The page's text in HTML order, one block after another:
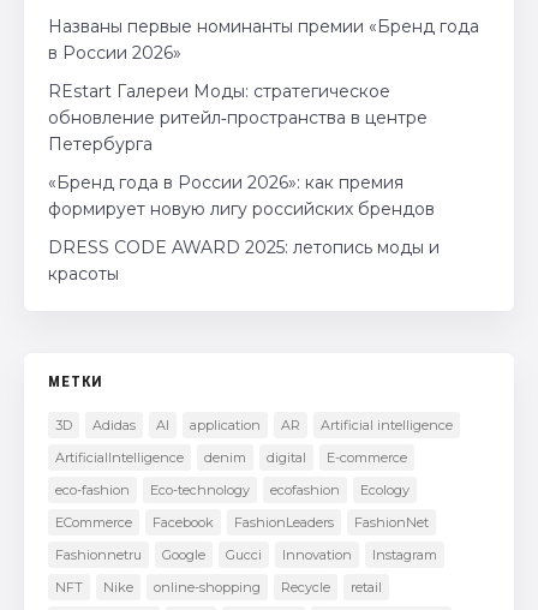
Названы первые номинанты премии «Бренд года
в России 2026»
REstart Галереи Моды: стратегическое
обновление ритейл‑пространства в центре
Петербурга
«Бренд года в России 2026»: как премия
формирует новую лигу российских брендов
DRESS CODE AWARD 2025: летопись моды и
красоты
МЕТКИ
3D Adidas AI application AR
Artificial intelligence
ArtificialIntelligence
denim digital
E-commerce
eco-fashion
Eco-technology ecofashion
Ecology
ECommerce
Facebook FashionLeaders
FashionNet
Fashionnetru
Google Gucci Innovation
Instagram
NFT
Nike online-shopping Recycle
retail